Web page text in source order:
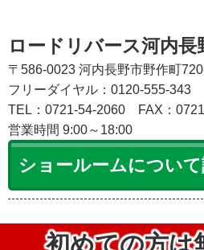
ロードリバース河内
〒586-0023 河内長野市野作町
フリーダイヤル：0120-555-343
TEL：0721-54-2060
FAX：
営業時間 9:00～18:00
ショールームについ
初めての方は